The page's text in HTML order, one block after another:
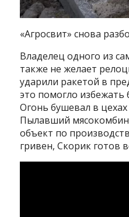
«Агросвит» снова
Владелец одного из
также не желает
ударили ракетой в
это помогло избежать
Огонь бушевал в
Пылавший
объект по
гривен, Скорик готов